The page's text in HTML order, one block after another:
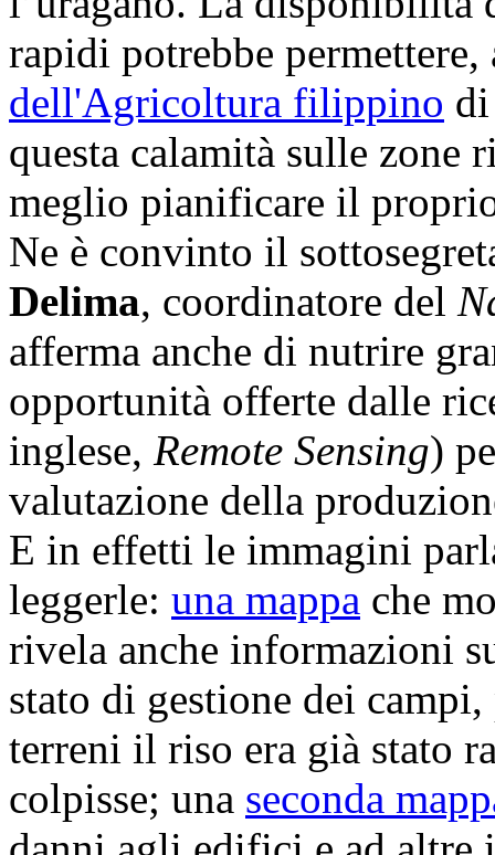
rapidi potrebbe
dell'Agricoltura filippino
questa calamità sulle
meglio pianificare il
Ne è convinto il
Delima, coordinatore del
afferma anche di nutrire
opportunità offerte dalle
inglese, Remote Sensing)
valutazione della
E in effetti le immagini
leggerle: una mappa che
rivela anche informazioni
stato di gestione dei
terreni il riso era già stato
colpisse; una seconda